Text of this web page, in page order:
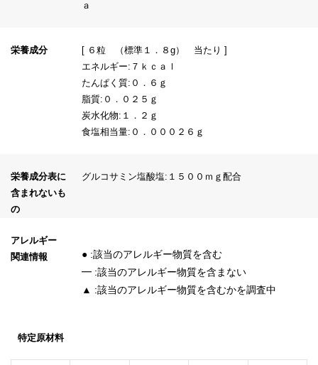
ａ
栄養成分
[ ６粒 （標準１．８g） 当たり ]
エネルギー:７ｋｃａｌ
たんぱく質:０．６ｇ
脂質:０．０２５ｇ
炭水化物:１．２ｇ
食塩相当量:０．０００２６ｇ
栄養成分表に
含まれないも
の
グルコサミン塩酸塩:１５００ｍｇ配合
アレルギー
関連情報
● :該当のアレルギー物質を含む
━ :該当のアレルギー物質を含まない
▲ :該当のアレルギー物質を含むかを調査中
特定原材料